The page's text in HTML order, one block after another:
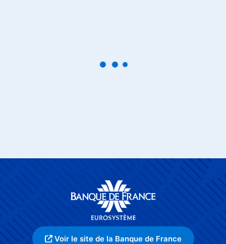
Voir le site de la Banque de France